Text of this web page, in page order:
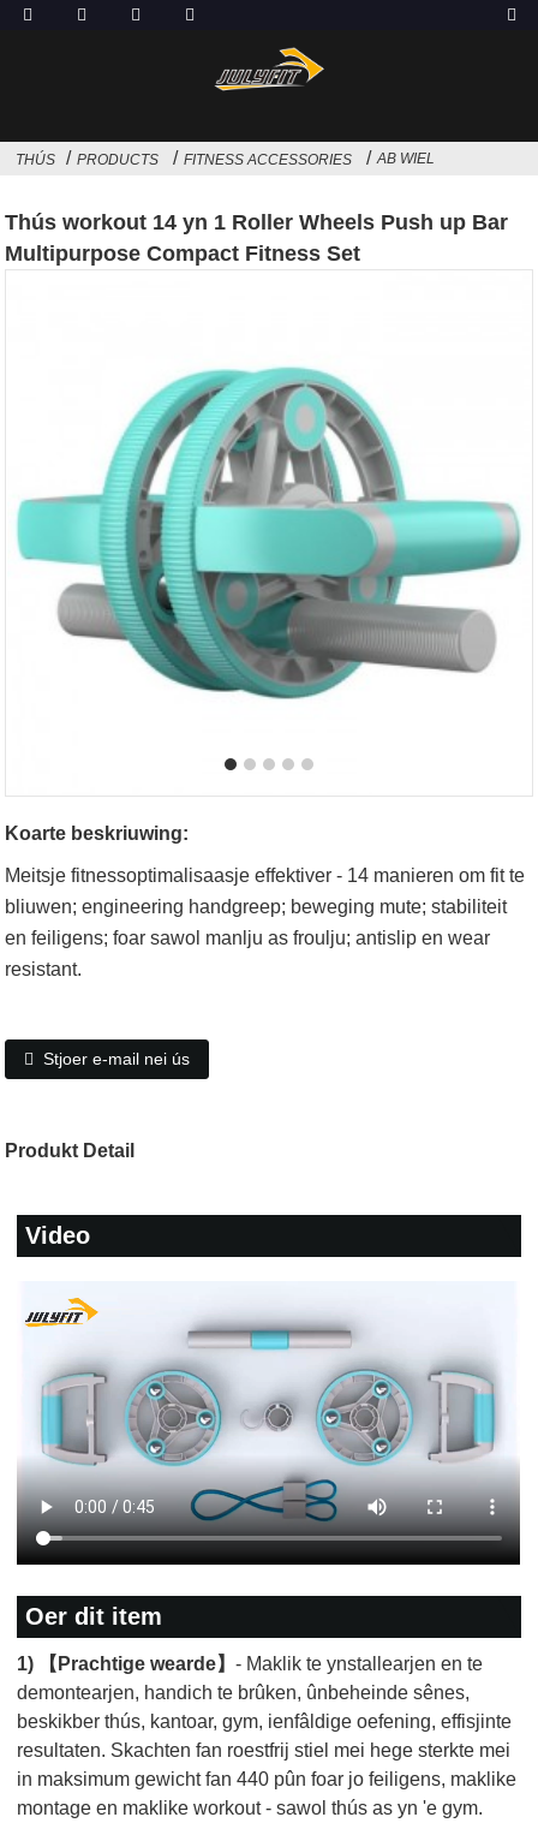
THÚS PRODUCTS FITNESS ACCESSORIES AB WIEL
Thús workout 14 yn 1 Roller Wheels Push up Bar
Multipurpose Compact Fitness Set
Koarte beskriuwing:
Meitsje fitnessoptimalisaasje effektiver - 14 manieren om fit te
bliuwen; engineering handgreep; beweging mute; stabiliteit
en feiligens; foar sawol manlju as froulju; antislip en wear
resistant.
Stjoer e-mail nei ús
Produkt Detail
Video
Oer dit item
1) 【Prachtige wearde】- Maklik te ynstallearjen en te
demontearjen, handich te brûken, ûnbeheinde sênes,
beskikber thús, kantoar, gym, ienfâldige oefening, effisjinte
resultaten. Skachten fan roestfrij stiel mei hege sterkte mei
in maksimum gewicht fan 440 pûn foar jo feiligens, maklike
montage en maklike workout - sawol thús as yn 'e gym.